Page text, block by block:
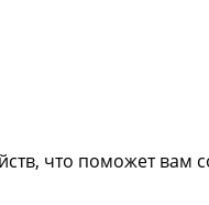
что поможет вам